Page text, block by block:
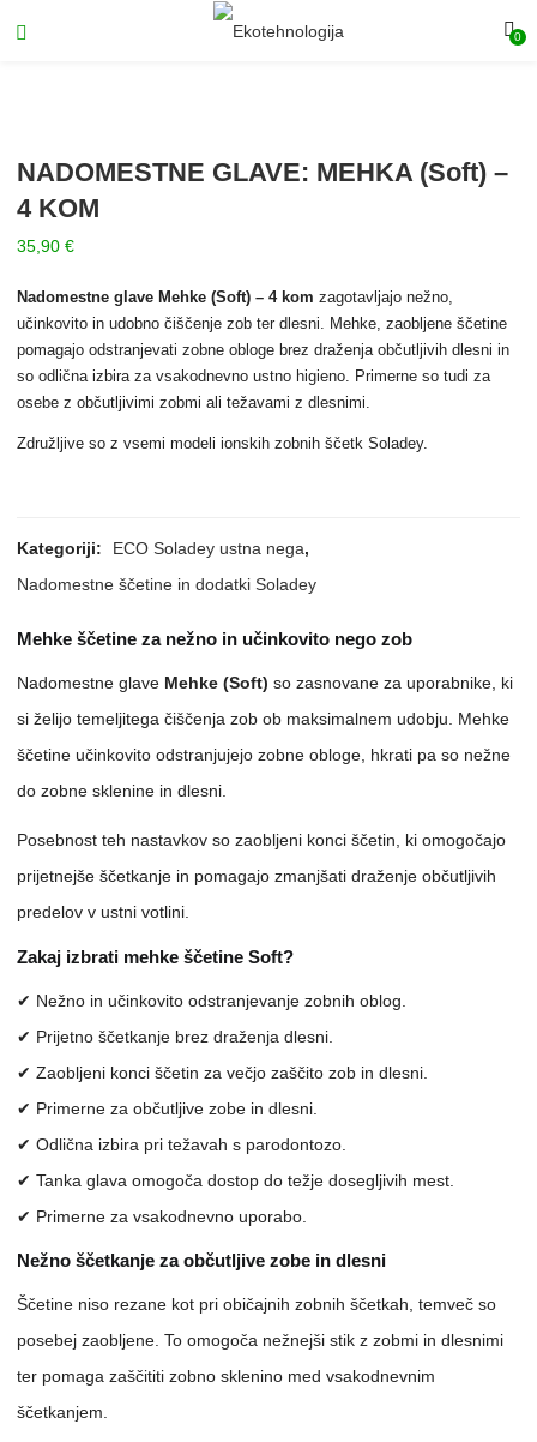
0
NADOMESTNE GLAVE: MEHKA (Soft) –
4 KOM
35,90€
Nadomestne glave Mehke (Soft) – 4 kom zagotavljajo nežno,
učinkovito in udobno čiščenje zob ter dlesni. Mehke, zaobljene ščetine
pomagajo odstranjevati zobne obloge brez draženja občutljivih dlesni in
so odlična izbira za vsakodnevno ustno higieno. Primerne so tudi za
osebe z občutljivimi zobmi ali težavami z dlesnimi.
Združljive so z vsemi modeli ionskih zobnih ščetk Soladey.
Kategoriji: ECO Soladey ustna nega,
Nadomestne ščetine in dodatki Soladey
Mehke ščetine za nežno in učinkovito nego zob
Nadomestne glave Mehke (Soft) so zasnovane za uporabnike, ki
si želijo temeljitega čiščenja zob ob maksimalnem udobju. Mehke
ščetine učinkovito odstranjujejo zobne obloge, hkrati pa so nežne
do zobne sklenine in dlesni.
Posebnost teh nastavkov so zaobljeni konci ščetin, ki omogočajo
prijetnejše ščetkanje in pomagajo zmanjšati draženje občutljivih
predelov v ustni votlini.
Zakaj izbrati mehke ščetine Soft?
✔ Nežno in učinkovito odstranjevanje zobnih oblog.
✔ Prijetno ščetkanje brez draženja dlesni.
✔ Zaobljeni konci ščetin za večjo zaščito zob in dlesni.
✔ Primerne za občutljive zobe in dlesni.
✔ Odlična izbira pri težavah s parodontozo.
✔ Tanka glava omogoča dostop do težje dosegljivih mest.
✔ Primerne za vsakodnevno uporabo.
Nežno ščetkanje za občutljive zobe in dlesni
Ščetine niso rezane kot pri običajnih zobnih ščetkah, temveč so
posebej zaobljene. To omogoča nežnejši stik z zobmi in dlesnimi
ter pomaga zaščititi zobno sklenino med vsakodnevnim
ščetkanjem.